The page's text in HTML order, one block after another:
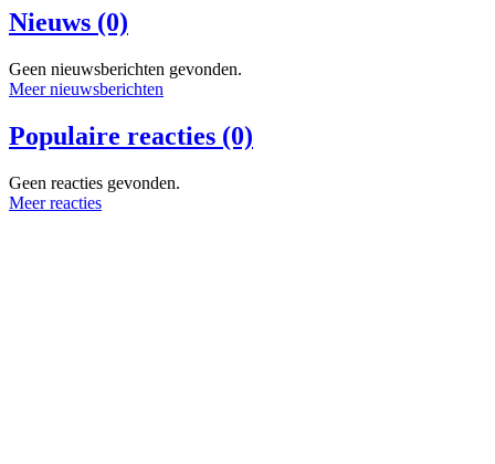
Nieuws (0)
Geen nieuwsberichten gevonden.
Meer nieuwsberichten
Populaire reacties (0)
Geen reacties gevonden.
Meer reacties